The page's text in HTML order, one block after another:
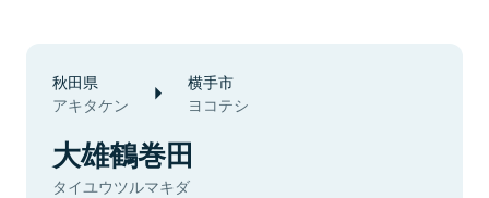
秋田県
アキタケン
横手市
ヨコテシ
大雄鶴巻田
タイユウツルマキダ